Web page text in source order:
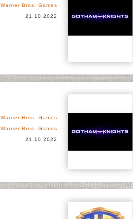
Warner Bros. Games
21.10.2022
Warner Bros. Games
Warner Bros. Games
21.10.2022